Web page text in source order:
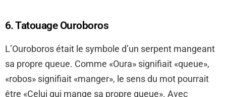
6. Tatouage Ouroboros
L’Ouroboros était le symbole d’un serpent mangeant
sa propre queue. Comme «Oura» signifiait «queue»,
«robos» signifiait «manger», le sens du mot pourrait
être «Celui qui mange sa propre queue». Avec